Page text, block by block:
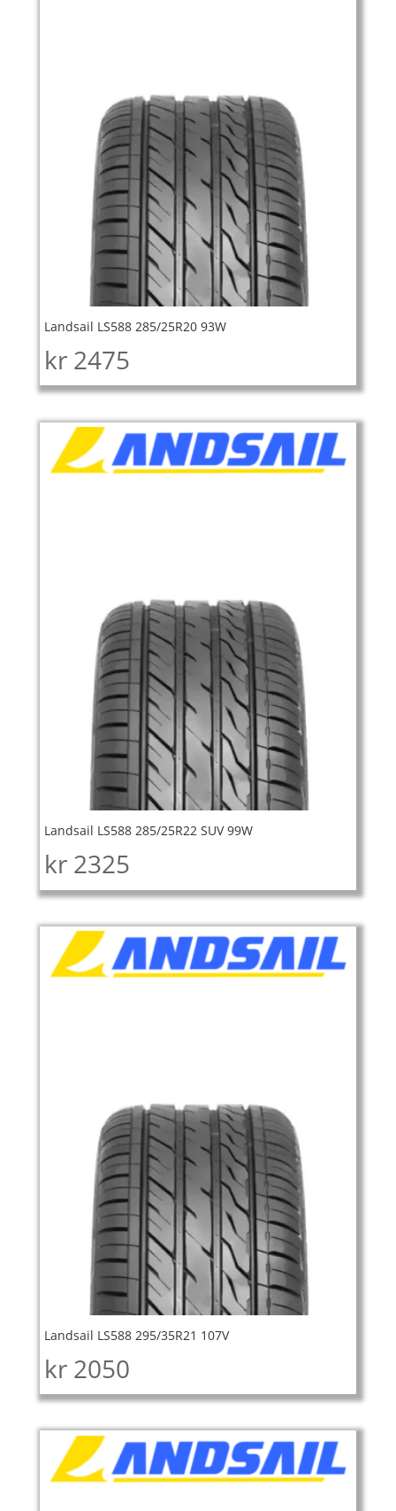
Landsail LS588 285/25R20 93W
kr 2475
Landsail LS588 285/25R22 SUV 99W
kr 2325
Landsail LS588 295/35R21 107V
kr 2050